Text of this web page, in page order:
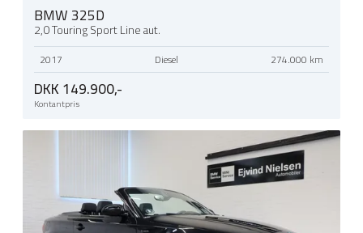
BMW 325D
2,0 Touring Sport Line aut.
2017 Diesel 274.000 km
DKK 149.900,-
Kontantpris